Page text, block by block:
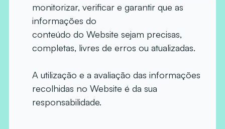
monitorizar, verificar e garantir que as
informações do
conteúdo do Website sejam precisas,
completas, livres de erros ou atualizadas.
A utilização e a avaliação das informações
recolhidas no Website é da sua
responsabilidade.